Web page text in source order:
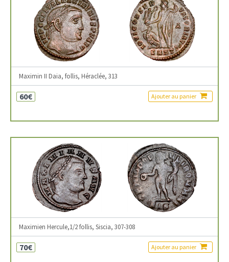
Maximin II Daia, follis, Héraclée, 313
60€ Ajouter au panier
Maximien Hercule,1/2 follis, Siscia, 307-308
70€ Ajouter au panier